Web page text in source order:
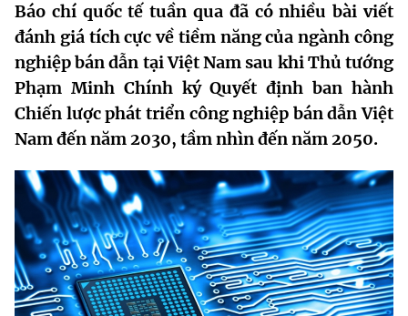
Chức năng nhiệm vụ
Cơ cấu tổ chức
Lịch sử phát triển
Sở Khoa học và Công nghệ
Tin tức sự kiện
Khoa học và Công nghệ
Đổi mới sáng tạo
Bưu chính, Viễn thông
Sở hữu trí tuệ
Tiêu chuẩn, đo lường, chất lượng
Dịch vụ công
Hệ thống văn bản
Văn bản QPPL
Văn bản chỉ đạo điều hành
Lấy ý kiến người dân về dự thảo VBQPPL
MST IOFFICE
THỐNG KÊ
Khoa học và Công nghệ
Đổi mới sáng tạo
Multimedia
THƯ ĐIỆN TỬ
Khác
Báo chí quốc tế tuần qua đã có nhiều bài viết
đánh giá tích cực về tiềm năng của ngành công
nghiệp bán dẫn tại Việt Nam sau khi Thủ tướng
Phạm Minh Chính ký Quyết định ban hành
Chiến lược phát triển công nghiệp bán dẫn Việt
Nam đến năm 2030, tầm nhìn đến năm 2050.